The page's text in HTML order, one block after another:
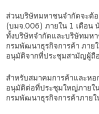
ส่วนบริษัทมหาชนจำกัดจะต้
(บมจ.006) ภายใน 1 เดือน
ทั้งบริษัทจำกัดและบริษัทมหา
กรมพัฒนาธุรกิจการค้า ภาย
อนุมัติจากที่ประชุมสามัญผู้ถื
สำหรับสมาคมการค้าและหอ
อนุมัติต่อที่ประชุมใหญ่ภายใ
กรมพัฒนาธุรกิจการค้าภาย